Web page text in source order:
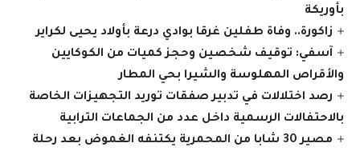
بأوريكة
زاكورة.. وفاة طفلين غرقا بوادي درعة بأولاد يحيى لكراير
آسفي: توقيف شخصين وحجز كميات من الكوكايين
والأقراص المهلوسة والشيرا بحي المطار
رصد اختلالات في تدبير صفقات توريد التجهيزات الخاصة
بالاحتفالات الرسمية داخل عدد من الجماعات الترابية
مصير 30 شابا من المحمرية يكتنفه الغموض بعد رحلة